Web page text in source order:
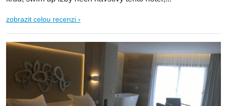
zobrazit celou recenzi ›